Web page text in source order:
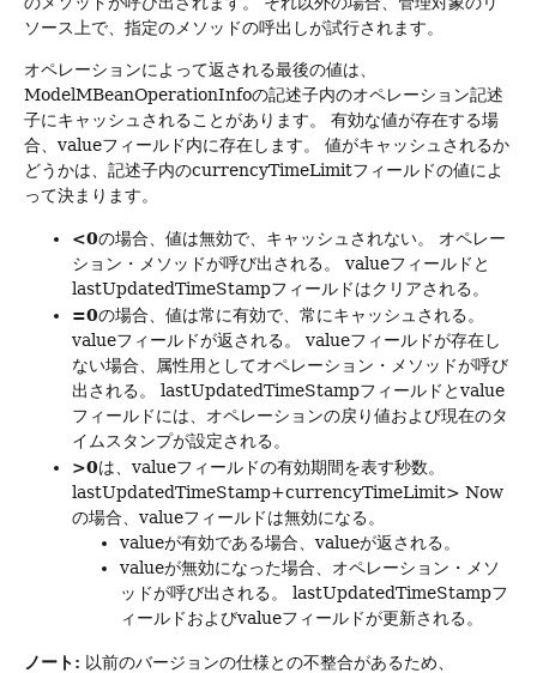
ソース上で、指定のメソッドの呼出しが試行されます。
オペレーションによって返される最後の値は、
ModelMBeanOperationInfoの記述子内のオペレーション記述
子にキャッシュされることがあります。
有効な値が存在する場
合、valueフィールド内に存在します。
値がキャッシュされるか
どうかは、記述子内のcurrencyTimeLimitフィールドの値によ
って決まります。
<0の場合、値は無効で、キャッシュされない。
オペレー
ション・メソッドが呼び出される。
valueフィールドと
lastUpdatedTimeStampフィールドはクリアされる。
=0の場合、値は常に有効で、常にキャッシュされる。
valueフィールドが返される。
valueフィールドが存在し
ない場合、属性用としてオペレーション・メソッドが呼び
出される。
lastUpdatedTimeStampフィールドとvalue
フィールドには、オペレーションの戻り値および現在のタ
イムスタンプが設定される。
>0は、valueフィールドの有効期間を表す秒数。
lastUpdatedTimeStamp+currencyTimeLimit> Now
の場合、valueフィールドは無効になる。
valueが有効である場合、valueが返される。
valueが無効になった場合、オペレーション・メソ
ッドが呼び出される。
lastUpdatedTimeStampフ
ィールドおよびvalueフィールドが更新される。
ノート: 以前のバージョンの仕様との不整合があるため、